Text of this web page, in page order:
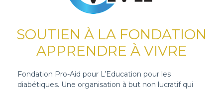
SOUTIEN À LA FONDATION
APPRENDRE À VIVRE
Fondation Pro-Aid pour L’Education pour les
diabétiques. Une organisation à but non lucratif qui